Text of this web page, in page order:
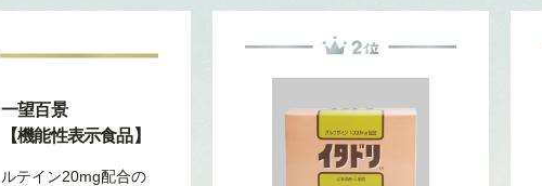
一望百景
【機能性表示食品】
ルテイン20mg配合の